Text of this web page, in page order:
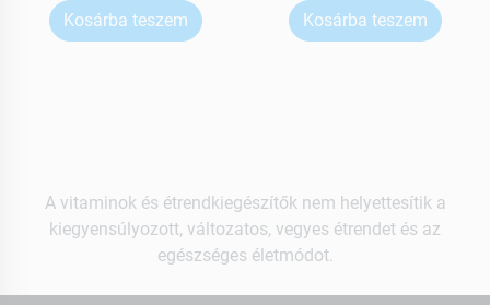
Kosárba teszem Kosárba teszem
A vitaminok és étrendkiegészítők nem helyettesítik a
kiegyensúlyozott, változatos, vegyes étrendet és az
egészséges életmódot.